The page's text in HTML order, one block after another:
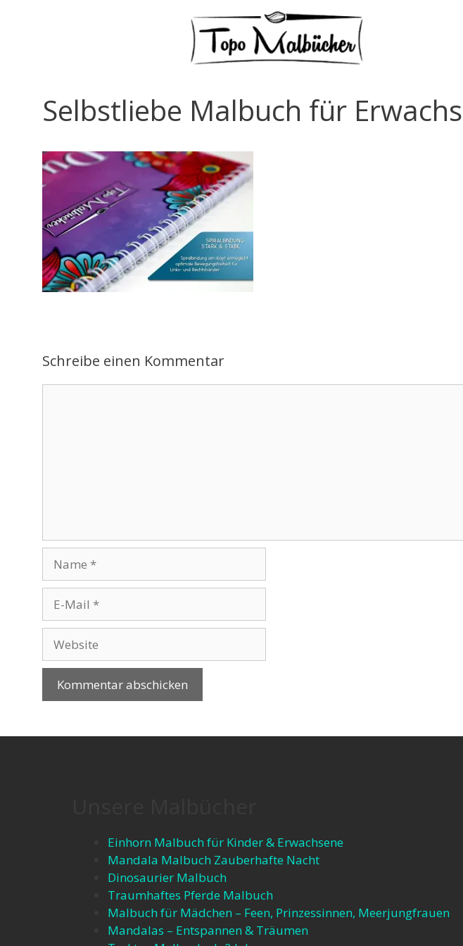
Selbstliebe Malbuch für
Schreibe einen Kommentar
Einhorn Malbuch für Kinder & Erwachsene
Mandala Malbuch Zauberhafte Nacht
Dinosaurier Malbuch
Traumhaftes Pferde Malbuch
Malbuch für Mädchen – Feen, Prinzessinnen, Meerjungfrauen​
Mandalas – Entspannen & Träumen​